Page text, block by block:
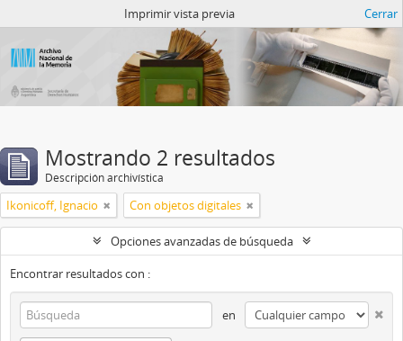
Imprimir vista previa Cerrar
Mostrando 2 resultados
Descripción archivística
Ikonicoff, Ignacio Con objetos digitales
Opciones avanzadas de búsqueda
Encontrar resultados con :
en